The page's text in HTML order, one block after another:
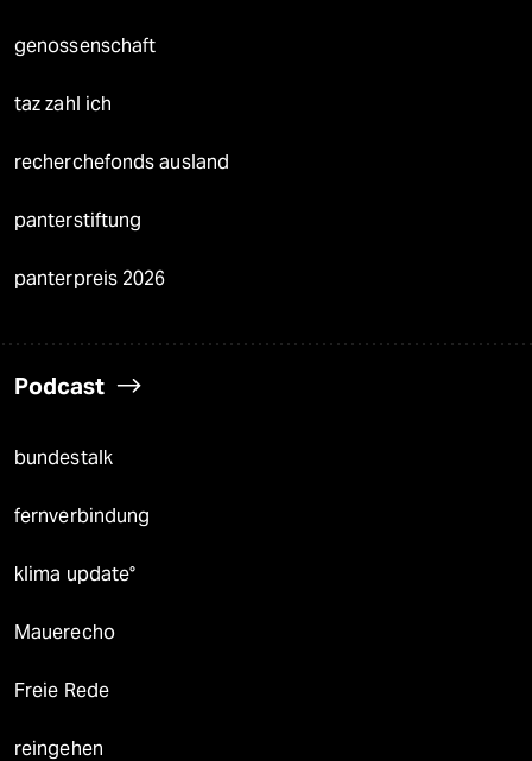
genossenschaft
taz zahl ich
recherchefonds ausland
panterstiftung
panterpreis 2026
Podcast
bundestalk
fernverbindung
klima update°
Mauerecho
Freie Rede
reingehen